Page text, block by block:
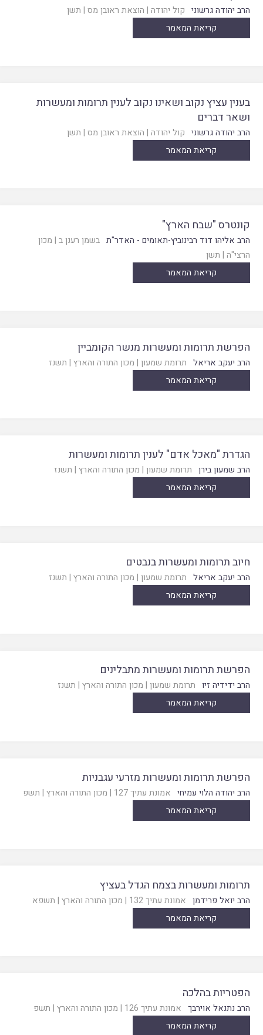
הרב יהודה גרשוני קול יהודה | הוצאת ראובן מס | תשן
קריאת המאמר
בענין עציץ נקוב ושאינו נקוב לענין תרומות ומעשרות
ושאר דברים
הרב יהודה גרשוני קול יהודה | הוצאת ראובן מס | תשן
קריאת המאמר
קונטרס "שבח הארץ"
הרב אליהו דוד רבינוביץ-תאומים - האדר"ת בשמן רענן ב | מכון
הרצי"ה | תשן
קריאת המאמר
הפרשת תרומות ומעשרות מנשר הקומביין
הרב יעקב אריאל תרומת שמעון | מכון התורה והארץ | תשנז
קריאת המאמר
הגדרת "מאכל אדם" לענין תרומות ומעשרות
הרב שמעון בירן תרומת שמעון | מכון התורה והארץ | תשנז
קריאת המאמר
חיוב תרומות ומעשרות בנבטים
הרב יעקב אריאל תרומת שמעון | מכון התורה והארץ | תשנז
קריאת המאמר
הפרשת תרומות ומעשרות מתבלינים
הרב ידידיה זיו תרומת שמעון | מכון התורה והארץ | תשנז
קריאת המאמר
הפרשת תרומות ומעשרות מזרעי עגבניות
הרב יהודה הלוי עמיחי אמונת עתיך 127 | מכון התורה והארץ | תשפ
קריאת המאמר
תרומות ומעשרות בצמח הגדל בעציץ
הרב יואל פרידמן אמונת עתיך 132 | מכון התורה והארץ | תשפא
קריאת המאמר
הפטריות בהלכה
הרב נתנאל אוירבך אמונת עתיך 126 | מכון התורה והארץ | תשפ
קריאת המאמר